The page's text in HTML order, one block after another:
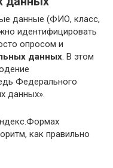
данные (ФИО, класс,
идентифицировать
опросом и
данных. В этом
Федерального
данных».
как правильно